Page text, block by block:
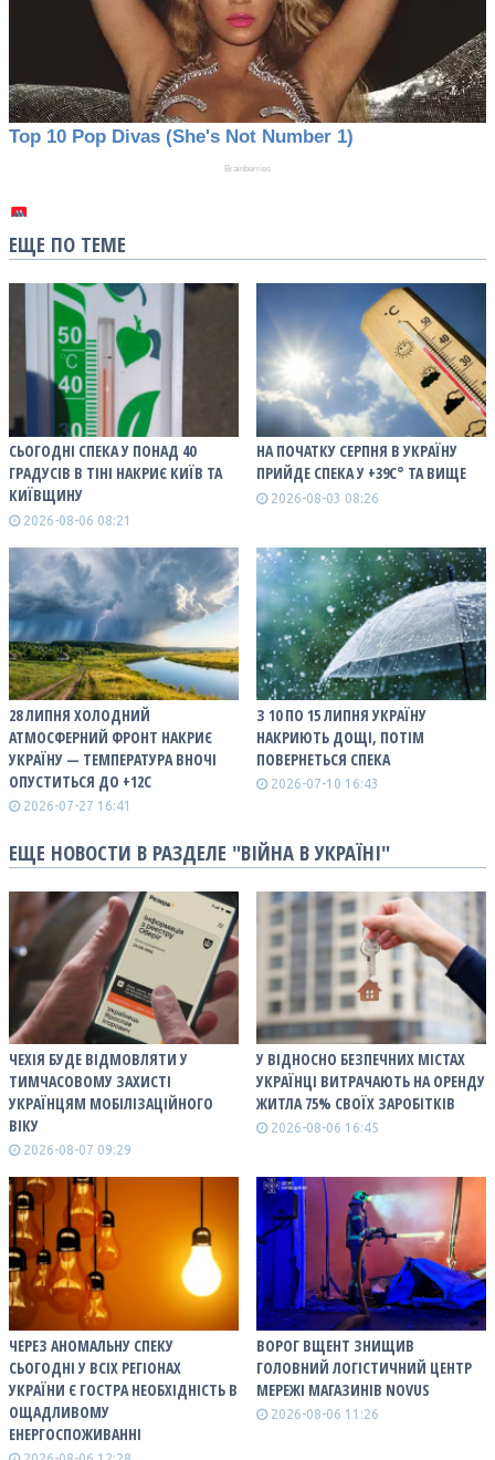
ЕЩЕ ПО ТЕМЕ
СЬОГОДНІ СПЕКА У ПОНАД 40
ГРАДУСІВ В ТІНІ НАКРИЄ КИЇВ ТА
КИЇВЩИНУ
2026-08-06 08:21
НА ПОЧАТКУ СЕРПНЯ В УКРАЇНУ
ПРИЙДЕ СПЕКА У +39С° ТА ВИЩЕ
2026-08-03 08:26
28 ЛИПНЯ ХОЛОДНИЙ
АТМОСФЕРНИЙ ФРОНТ НАКРИЄ
УКРАЇНУ — ТЕМПЕРАТУРА ВНОЧІ
ОПУСТИТЬСЯ ДО +12С
2026-07-27 16:41
З 10 ПО 15 ЛИПНЯ УКРАЇНУ
НАКРИЮТЬ ДОЩІ, ПОТІМ
ПОВЕРНЕТЬСЯ СПЕКА
2026-07-10 16:43
ЕЩЕ НОВОСТИ В РАЗДЕЛЕ "ВІЙНА В УКРАЇНІ"
ЧЕХІЯ БУДЕ ВІДМОВЛЯТИ У
ТИМЧАСОВОМУ ЗАХИСТІ
УКРАЇНЦЯМ МОБІЛІЗАЦІЙНОГО
ВІКУ
2026-08-07 09:29
У ВІДНОСНО БЕЗПЕЧНИХ МІСТАХ
УКРАЇНЦІ ВИТРАЧАЮТЬ НА ОРЕНДУ
ЖИТЛА 75% СВОЇХ ЗАРОБІТКІВ
2026-08-06 16:45
ЧЕРЕЗ АНОМАЛЬНУ СПЕКУ
СЬОГОДНІ У ВСІХ РЕГІОНАХ
УКРАЇНИ Є ГОСТРА НЕОБХІДНІСТЬ В
ОЩАДЛИВОМУ
ЕНЕРГОСПОЖИВАННІ
ВОРОГ ВЩЕНТ ЗНИЩИВ
ГОЛОВНИЙ ЛОГІСТИЧНИЙ ЦЕНТР
МЕРЕЖІ МАГАЗИНІВ NOVUS
2026-08-06 11:26